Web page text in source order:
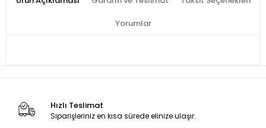
Yorumlar
Hızlı Teslimat
Siparişleriniz en kısa sürede elinize ulaşır.